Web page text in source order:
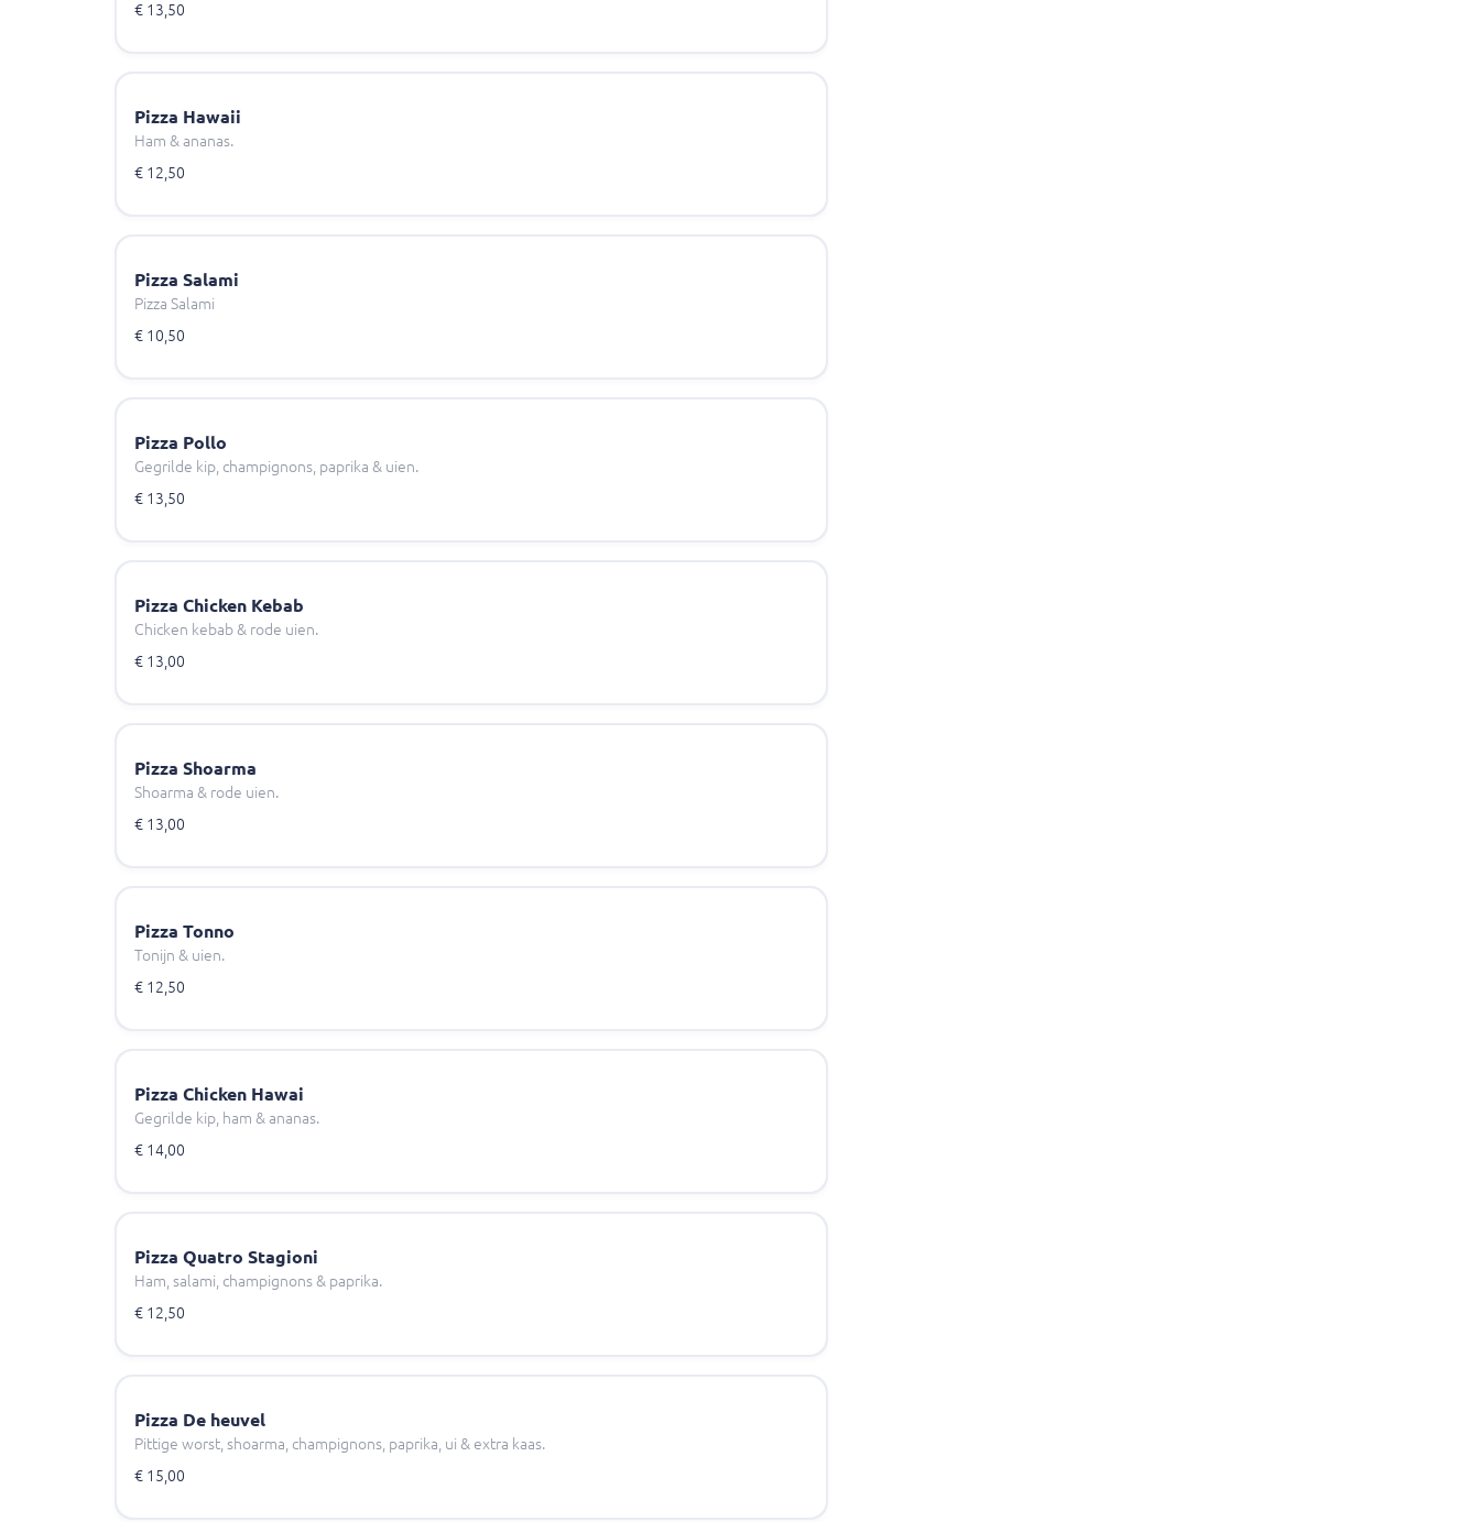
€ 13,50
Pizza Hawaii
Ham & ananas.
€ 12,50
Pizza Salami
Pizza Salami
€ 10,50
Pizza Pollo
Gegrilde kip, champignons, paprika & uien.
€ 13,50
Pizza Chicken Kebab
Chicken kebab & rode uien.
€ 13,00
Pizza Shoarma
Shoarma & rode uien.
€ 13,00
Pizza Tonno
Tonijn & uien.
€ 12,50
Pizza Chicken Hawai
Gegrilde kip, ham & ananas.
€ 14,00
Pizza Quatro Stagioni
Ham, salami, champignons & paprika.
€ 12,50
Pizza De heuvel
Pittige worst, shoarma, champignons, paprika, ui & extra kaas.
€ 15,00